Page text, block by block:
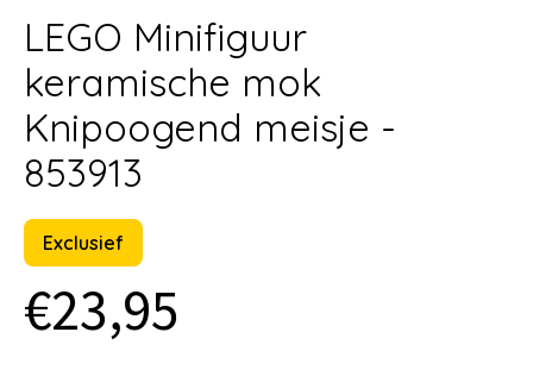
LEGO Minifiguur
keramische mok
Knipoogend meisje -
853913
Exclusief
€23,95